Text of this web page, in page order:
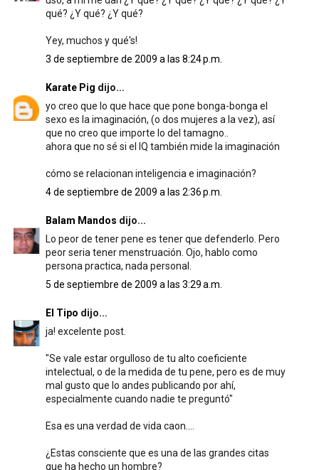
qué? ¿Y qué? ¿Y qué?
Yey, muchos y qué's!
3 de septiembre de 2009 a las 8:24 p.m.
Karate Pig dijo...
yo creo que lo que hace que pone bonga-bonga el
sexo es la imaginación, (o dos mujeres a la vez), así
que no creo que importe lo del tamagno..
ahora que no sé si el IQ también mide la imaginación
cómo se relacionan inteligencia e imaginación?
4 de septiembre de 2009 a las 2:36 p.m.
Balam Mandos dijo...
Lo peor de tener pene es tener que defenderlo. Pero
peor seria tener menstruación. Ojo, hablo como
persona practica, nada personal.
5 de septiembre de 2009 a las 3:29 a.m.
El Tipo dijo...
ja! excelente post.
"Se vale estar orgulloso de tu alto coeficiente
intelectual, o de la medida de tu pene, pero es de muy
mal gusto que lo andes publicando por ahí,
especialmente cuando nadie te preguntó"
Esa es una verdad de vida caon....
¿Estas consciente que es una de las grandes citas
que ha hecho un hombre?